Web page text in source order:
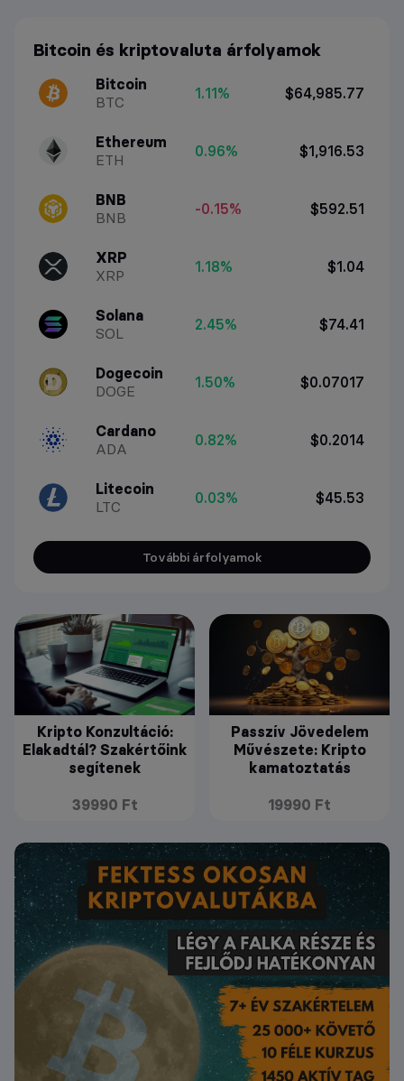
Bitcoin és kriptovaluta árfolyamok
Bitcoin
BTC
1.11% $64,985.77
Ethereum
ETH
0.96% $1,916.53
BNB
BNB
-0.15% $592.51
XRP
XRP
1.18% $1.04
Solana
SOL
2.45% $74.41
Dogecoin
DOGE
1.50% $0.07017
Cardano
ADA
0.82% $0.2014
Litecoin
LTC
0.03% $45.53
További árfolyamok
Kripto Konzultáció:
Elakadtál? Szakértőink
segítenek
39990 Ft
Passzív Jövedelem
Művészete: Kripto
kamatoztatás
19990 Ft